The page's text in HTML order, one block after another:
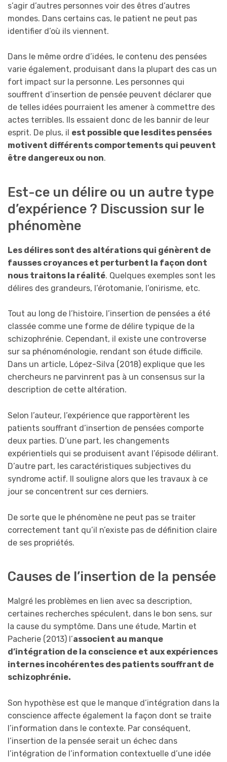
s’agir d’autres personnes voir des êtres d’autres
mondes. Dans certains cas, le patient ne peut pas
identifier d’où ils viennent.
Dans le même ordre d’idées, le contenu des pensées
varie également, produisant dans la plupart des cas un
fort impact sur la personne. Les personnes qui
souffrent d’insertion de pensée peuvent déclarer que
de telles idées pourraient les amener à commettre des
actes terribles. Ils essaient donc de les bannir de leur
esprit. De plus, il est possible que lesdites pensées
motivent différents comportements qui peuvent
être dangereux ou non.
Est-ce un délire ou un autre type
d’expérience ? Discussion sur le
phénomène
Les délires sont des altérations qui génèrent de
fausses croyances et perturbent la façon dont
nous traitons la réalité. Quelques exemples sont les
délires des grandeurs, l’érotomanie, l’onirisme, etc.
Tout au long de l’histoire, l’insertion de pensées a été
classée comme une forme de délire typique de la
schizophrénie. Cependant, il existe une controverse
sur sa phénoménologie, rendant son étude difficile.
Dans un article, López-Silva (2018) explique que les
chercheurs ne parvinrent pas à un consensus sur la
description de cette altération.
Selon l’auteur, l’expérience que rapportèrent les
patients souffrant d’insertion de pensées comporte
deux parties. D’une part, les changements
expérientiels qui se produisent avant l’épisode délirant.
D’autre part, les caractéristiques subjectives du
syndrome actif. Il souligne alors que les travaux à ce
jour se concentrent sur ces derniers.
De sorte que le phénomène ne peut pas se traiter
correctement tant qu’il n’existe pas de définition claire
de ses propriétés.
Causes de l’insertion de la pensée
Malgré les problèmes en lien avec sa description,
certaines recherches spéculent, dans le bon sens, sur
la cause du symptôme. Dans une étude, Martin et
Pacherie (2013) l’associent au manque
d’intégration de la conscience et aux expériences
internes incohérentes des patients souffrant de
schizophrénie.
Son hypothèse est que le manque d’intégration dans la
conscience affecte également la façon dont se traite
l’information dans le contexte. Par conséquent,
l’insertion de la pensée serait un échec dans
l’intégration de l’information contextuelle d’une idée